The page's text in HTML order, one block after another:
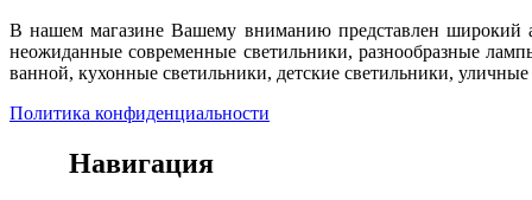
В нашем магазине Вашему вниманию представлен широкий
неожиданные современные светильники, разнообразные
ванной, кухонные светильники, детские светильники,
Политика конфиденциальности
Навигация